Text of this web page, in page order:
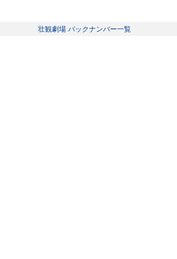
壮観劇場 バックナンバー一覧